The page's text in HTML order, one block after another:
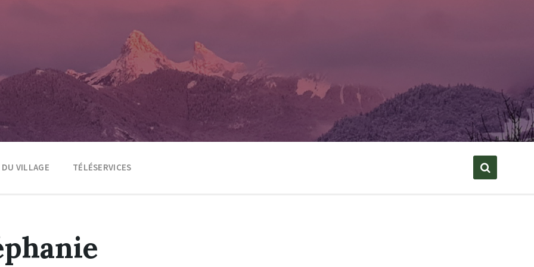
DU VILLAGE TÉLÉSERVICES